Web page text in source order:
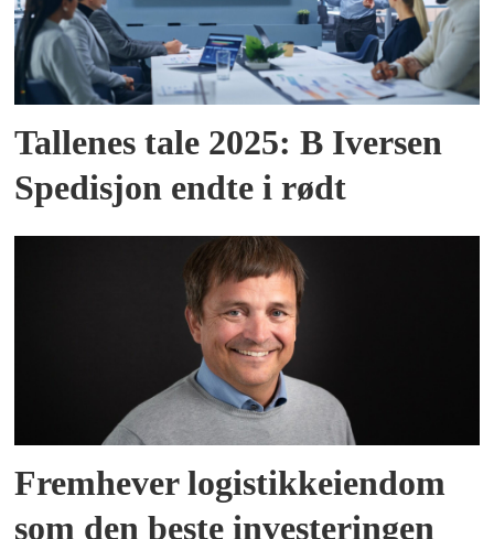
Tallenes tale 2025: B Iversen
Spedisjon endte i rødt
Fremhever logistikkeiendom
som den beste investeringen